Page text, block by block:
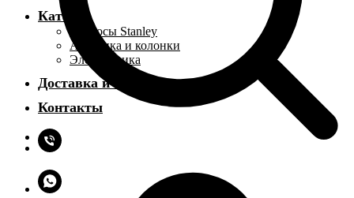
Каталог
Термосы Stanley
Акустика и колонки
Электроника
Доставка и оплата
Контакты